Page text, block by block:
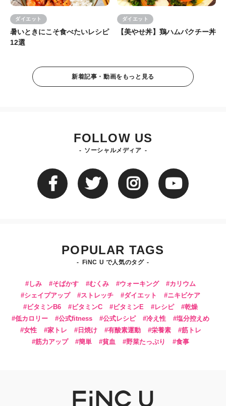
ダイエット
暑いときにこそ食べたいレシピ
12選
ダイエット
【美やせ丼】鶏ハムパクチー丼
新着記事・動画をもっと見る
FOLLOW US
ソーシャルメディア
POPULAR TAGS
FiNC U で人気のタグ
しみ そばかす むくみ ウォーキング
カリウム
シェイプアップ
ストレッチ ダイエット
ニキビケア
ビタミンB6
ビタミンC ビタミンE レシピ
乾燥
低カロリー
公式fitness 公式レシピ 冷え性
塩分控えめ
女性
家トレ 日焼け 有酸素運動 栄養素
筋トレ
筋力アップ
簡単 貧血 野菜たっぷり 食事